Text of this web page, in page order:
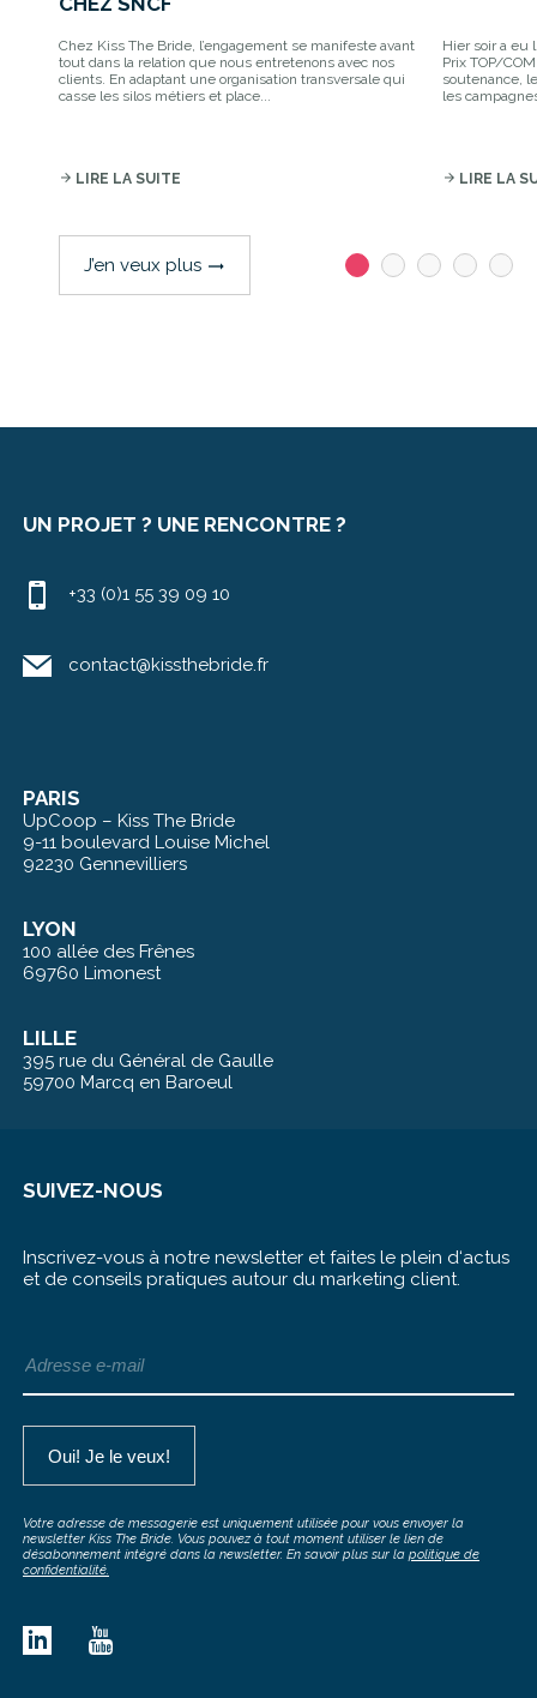
Chez Kiss The Bride, l’engagement se manifeste avant
tout dans la relation que nous entretenons avec nos
clients. En adaptant une organisation transversale qui
casse les silos métiers et place...
arrow_forward LIRE LA SUITE
Hier soir a eu
Prix TOP/
soutenance,
les
arrow_forward LIRE LA
J’en veux plus trending_flat
UN PROJET ? UNE RENCONTRE ?
+33 (0)1 55 39 09 10
contact@kissthebride.fr
PARIS
UpCoop – Kiss The Bride
9-11 boulevard Louise Michel
92230 Gennevilliers
LYON
100 allée des Frênes
69760 Limonest
LILLE
395 rue du Général de Gaulle
59700 Marcq en Baroeul
SUIVEZ-NOUS
Inscrivez-vous à notre newsletter et faites le plein d‘actus
et de conseils pratiques autour du marketing client.
Votre adresse de messagerie est uniquement utilisée pour vous envoyer la
newsletter Kiss The Bride. Vous pouvez à tout moment utiliser le lien de
désabonnement intégré dans la newsletter. En savoir plus sur la politique de
confidentialité.